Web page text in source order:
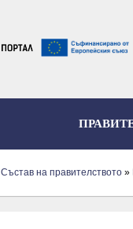
Състав на правителството »